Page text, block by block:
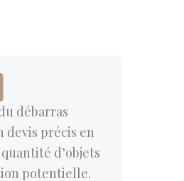
débarras
devis précis en
d’objets
potentielle.